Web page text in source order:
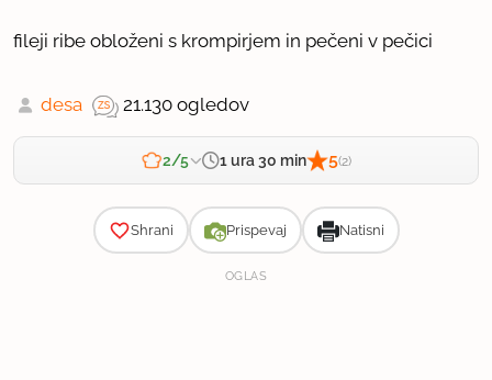
fileji ribe obloženi s krompirjem in pečeni v pečici
desa 21.130 ogledov
2/5 1 ura 30 min 5(2)
Shrani Prispevaj Natisni
OGLAS